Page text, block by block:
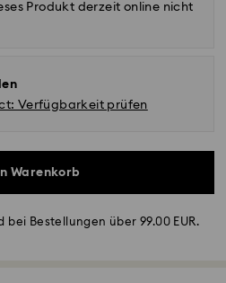
Produkt derzeit online nicht
Verfügbarkeit prüfen
Warenkorb
Bestellungen über 99.00 EUR.